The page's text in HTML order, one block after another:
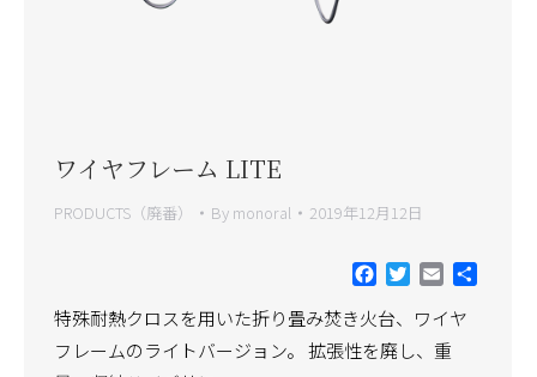
ワイヤフレーム LITE
PRODUCTS（廃番） By monoral 2019年12月12日
Facebook
Twitter
Email
特殊耐熱クロスを用いた折り畳み焚き火台、ワイヤ
フレームのライトバージョン。 拡張性を廃し、重